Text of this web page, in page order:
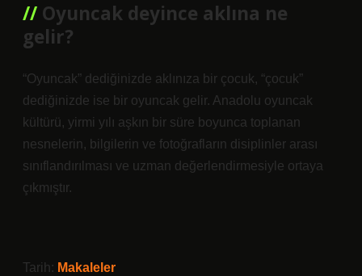
Oyuncak deyince aklına ne
gelir?
“Oyuncak” dediğinizde aklınıza bir çocuk, “çocuk”
dediğinizde ise bir oyuncak gelir. Anadolu oyuncak
kültürü, yirmi yılı aşkın bir süre boyunca toplanan
nesnelerin, bilgilerin ve fotoğrafların disiplinler arası
sınıflandırılması ve uzman değerlendirmesiyle ortaya
çıkmıştır.
Tarih: Makaleler